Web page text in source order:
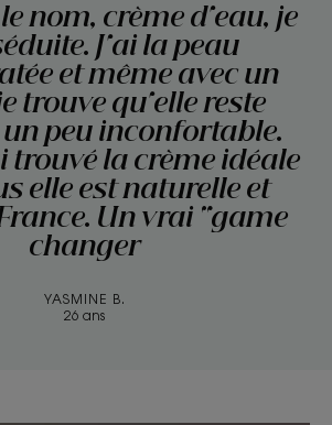
nom, crème d'eau, je
J'ai la peau
et même avec un
trouve qu'elle reste
peu inconfortable.
trouvé la crème idéale
elle est naturelle et
Un vrai "game
changer
YASMINE B.
26 ans